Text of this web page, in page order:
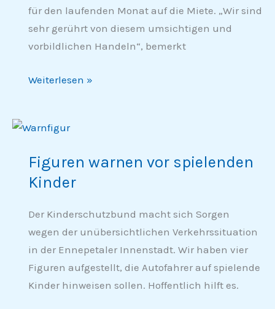
für den laufenden Monat auf die Miete. „Wir sind
sehr gerührt von diesem umsichtigen und
vorbildlichen Handeln“, bemerkt
Weiterlesen »
Figuren warnen vor spielenden
Kinder
Der Kinderschutzbund macht sich Sorgen
wegen der unübersichtlichen Verkehrssituation
in der Ennepetaler Innenstadt. Wir haben vier
Figuren aufgestellt, die Autofahrer auf spielende
Kinder hinweisen sollen. Hoffentlich hilft es.
Figuren
vor
spielenden